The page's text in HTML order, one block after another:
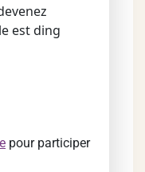
est ding
pour participer